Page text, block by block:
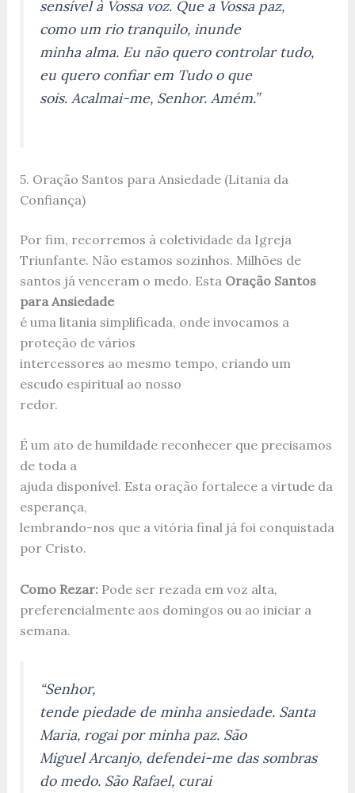
sensível à Vossa voz. Que a Vossa paz,
como um rio tranquilo, inunde
minha alma. Eu não quero controlar tudo,
eu quero confiar em Tudo o que
sois. Acalmai-me, Senhor. Amém.”
5. Oração Santos para Ansiedade (Litania da
Confiança)
Por fim, recorremos à coletividade da Igreja
Triunfante. Não estamos sozinhos. Milhões de
santos já venceram o medo. Esta Oração Santos
para Ansiedade
é uma litania simplificada, onde invocamos a
proteção de vários
intercessores ao mesmo tempo, criando um
escudo espiritual ao nosso
redor.
É um ato de humildade reconhecer que precisamos
de toda a
ajuda disponível. Esta oração fortalece a virtude da
esperança,
lembrando-nos que a vitória final já foi conquistada
por Cristo.
Como Rezar:Pode ser rezada em voz alta,
preferencialmente aos domingos ou ao iniciar a
semana.
“Senhor,
tende piedade de minha ansiedade. Santa
Maria, rogai por minha paz. São
Miguel Arcanjo, defendei-me das sombras
do medo. São Rafael, curai